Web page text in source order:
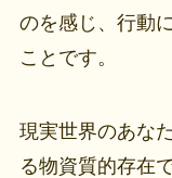
のを感じ、行動
ことです。
現実世界のあな
る物資質的存在